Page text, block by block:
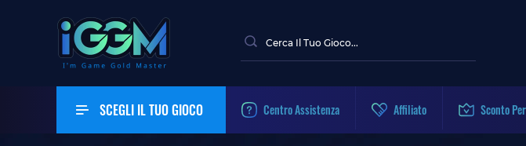
SCEGLI IL TUO GIOCO Centro Assistenza Affiliato Sconto